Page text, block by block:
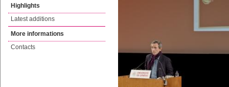
Highlights
Latest additions
More informations
Contacts